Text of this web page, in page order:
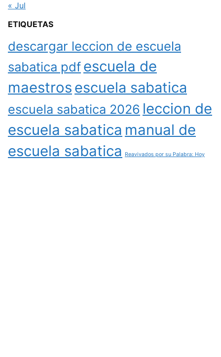
« Jul
ETIQUETAS
descargar leccion de escuela
sabatica pdfescuela de
maestros escuela sabatica
escuela sabatica 2026 leccion de
escuela sabatica manual de
escuela sabatica
Reavivados por su Palabra: Hoy